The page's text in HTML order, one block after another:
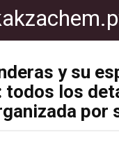
y su
todos los
por